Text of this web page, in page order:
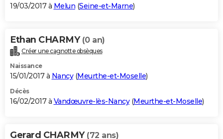
19/03/2017 à Melun (Seine-et-Marne)
Ethan CHARMY (0 an)
Créer une cagnotte obsèques
Naissance
15/01/2017 à Nancy(Meurthe-et-Moselle)
Décès
16/02/2017 à Vandœuvre-lès-Nancy(Meurthe-et-Moselle)
Gerard CHARMY (72 ans)